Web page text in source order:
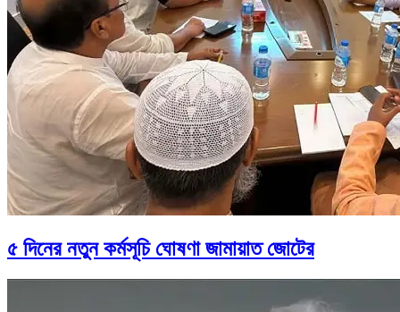
৫ দিনের নতুন কর্মসূচি ঘোষণা জামায়াত জোটের